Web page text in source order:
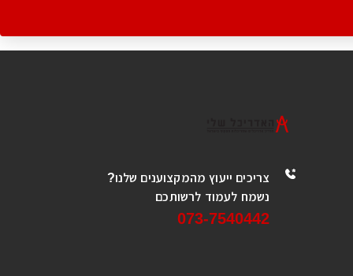
צריכים ייעוץ מהמקצוענים שלנו?
נשמח לעמוד לרשותכם
073-7540442